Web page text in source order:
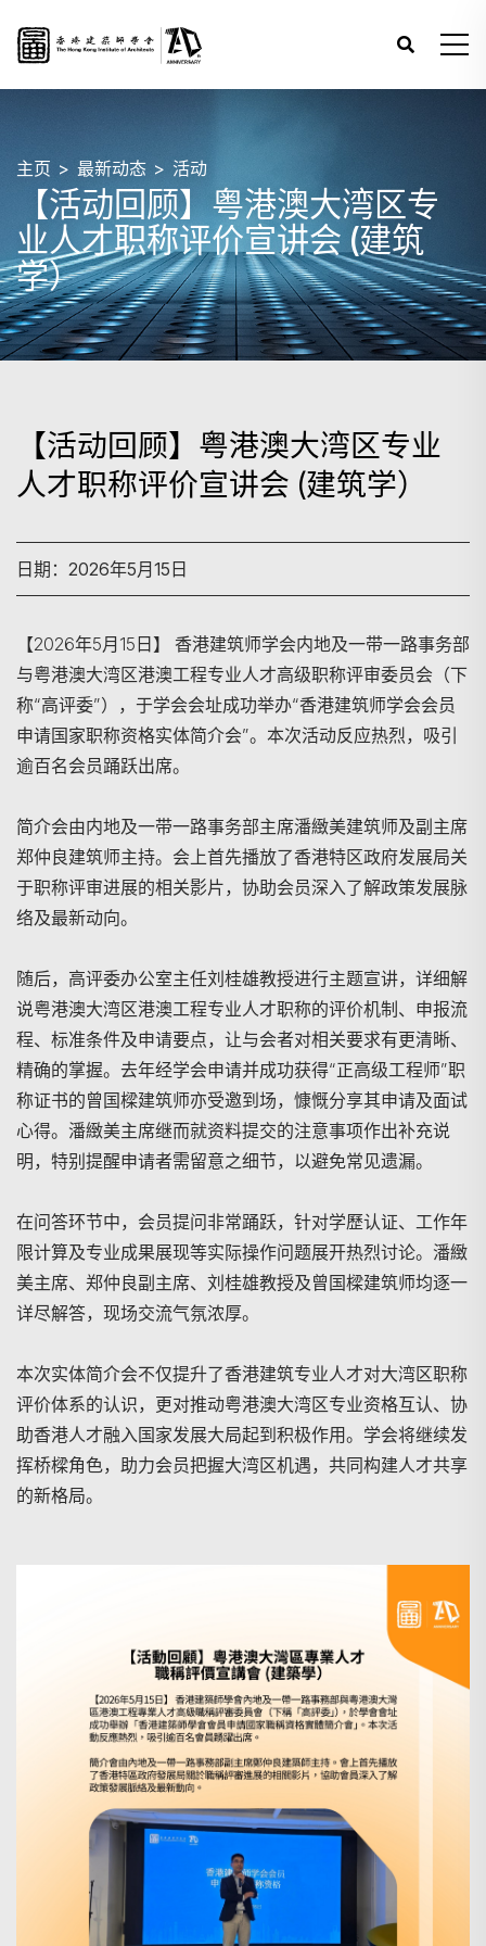
主页 最新动态 活动
【活动回顾】粤港澳大湾区专
业人才职称评价宣讲会 (建筑
学）
【活动回顾】粤港澳大湾区专业
人才职称评价宣讲会 (建筑学）
日期：2026年5月15日
【2026年5月15日】 香港建筑师学会内地及一带一路事务部
与粤港澳大湾区港澳工程专业人才高级职称评审委员会（下
称“高评委”），于学会会址成功举办“香港建筑师学会会员
申请国家职称资格实体简介会”。本次活动反应热烈，吸引
逾百名会员踊跃出席。
简介会由内地及一带一路事务部主席潘緻美建筑师及副主席
郑仲良建筑师主持。会上首先播放了香港特区政府发展局关
于职称评审进展的相关影片，协助会员深入了解政策发展脉
络及最新动向。
随后，高评委办公室主任刘桂雄教授进行主题宣讲，详细解
说粤港澳大湾区港澳工程专业人才职称的评价机制、申报流
程、标准条件及申请要点，让与会者对相关要求有更清晰、
精确的掌握。去年经学会申请并成功获得“正高级工程师”职
称证书的曾国樑建筑师亦受邀到场，慷慨分享其申请及面试
心得。潘緻美主席继而就资料提交的注意事项作出补充说
明，特别提醒申请者需留意之细节，以避免常见遗漏。
在问答环节中，会员提问非常踊跃，针对学歷认证、工作年
限计算及专业成果展现等实际操作问题展开热烈讨论。潘緻
美主席、郑仲良副主席、刘桂雄教授及曾国樑建筑师均逐一
详尽解答，现场交流气氛浓厚。
本次实体简介会不仅提升了香港建筑专业人才对大湾区职称
评价体系的认识，更对推动粤港澳大湾区专业资格互认、协
助香港人才融入国家发展大局起到积极作用。学会将继续发
挥桥樑角色，助力会员把握大湾区机遇，共同构建人才共享
的新格局。